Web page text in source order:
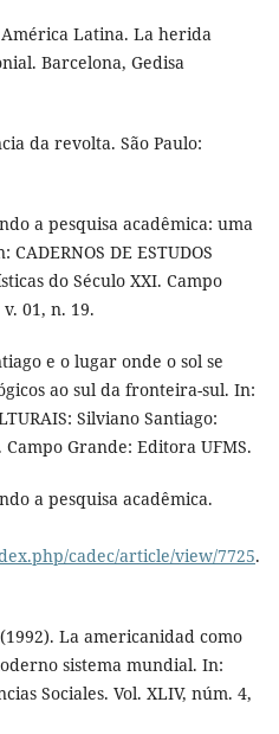
América Latina. La herida
Barcelona, Gedisa
da revolta. São Paulo:
a pesquisa acadêmica: uma
DE ESTUDOS
do Século XXI. Campo
01, n. 19.
e o lugar onde o sol se
ao sul da fronteira-sul. In:
Silviano Santiago:
Grande: Editora UFMS.
a pesquisa acadêmica.
cadec/article/view/7725.
La americanidad como
sistema mundial. In:
Sociales. Vol. XLIV, núm. 4,